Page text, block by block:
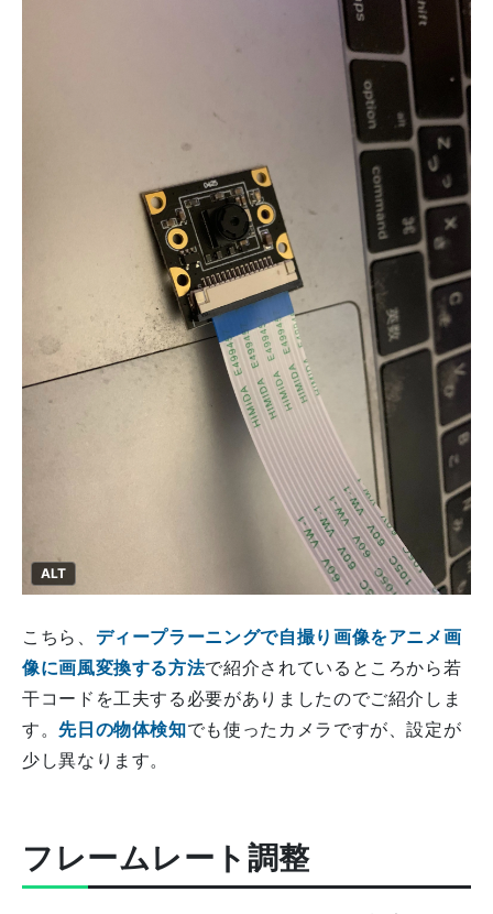
ALT
こちら、 ディープラーニングで自撮り画像をアニメ画
像に画風変換する方法で紹介されているところから若
干コードを工夫する必要がありましたのでご紹介しま
す。先日の物体検知でも使ったカメラですが、設定が
少し異なります。
フレームレート調整